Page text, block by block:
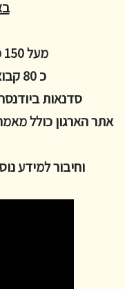
מעל 150 מאפשרות ומאפשרים.
כ 80 קבוצות בכל רחבי ישראל.
סדנאות
אתר הארגון כולל
וחיבור למידע